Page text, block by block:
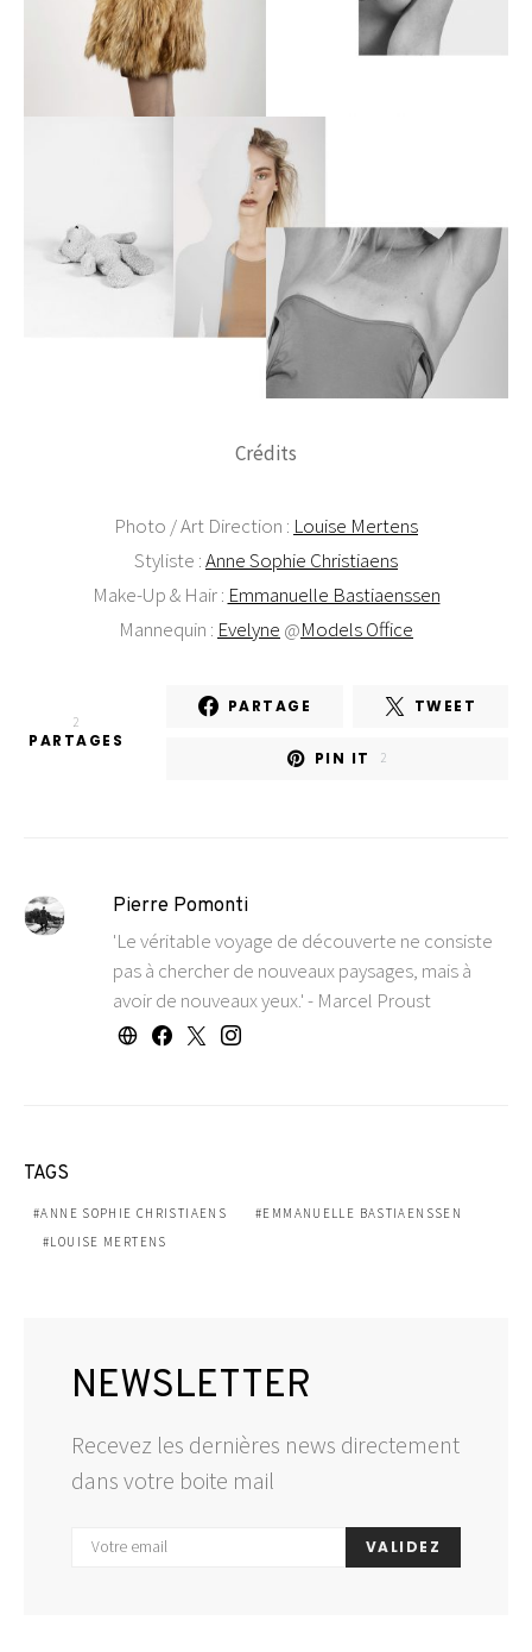
Crédits
Photo / Art Direction : Louise Mertens
Styliste :Anne Sophie Christiaens
Make-Up & Hair : Emmanuelle Bastiaenssen
Mannequin : Evelyne @Models Office
2
PARTAGES
PARTAGE TWEET
PIN IT 2
Pierre Pomonti
'Le véritable voyage de découverte ne consiste
pas à chercher de nouveaux paysages, mais à
avoir de nouveaux yeux.' - Marcel Proust
TAGS
ANNE SOPHIE CHRISTIAENS
EMMANUELLE BASTIAENSSEN
LOUISE MERTENS
NEWSLETTER
Recevez les dernières news directement
dans votre boite mail
VALIDEZ